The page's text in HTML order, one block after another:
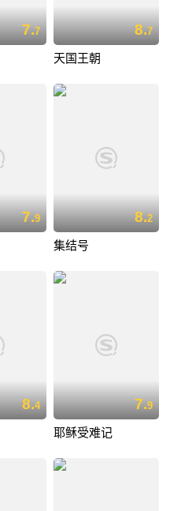
7.7 8.7
天国王朝
7.9 8.2
集结号
8.4 7.9
耶稣受难记